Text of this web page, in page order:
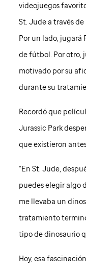
videojuegos
St. Judea través
Por un lado, jugará
de fútbol. Por otro,
motivado por su
durante su
Recordó que
Jurassic Park
que existieron
“En St. Jude,
puedes elegir algo
me llevaba un
tratamiento
tipo de dinosaurio
Hoy, esa